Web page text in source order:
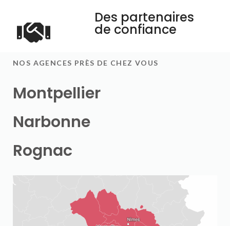
Des partenaires
de confiance
NOS AGENCES PRÈS DE CHEZ VOUS
Montpellier
Narbonne
Rognac